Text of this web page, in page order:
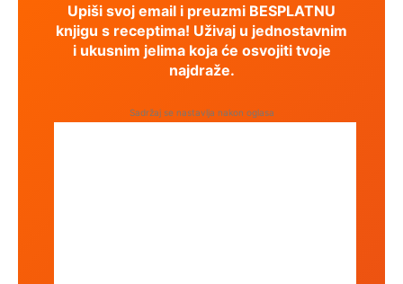
Upiši svoj email i preuzmi BESPLATNU
knjigu s receptima! Uživaj u jednostavnim
i ukusnim jelima koja će osvojiti tvoje
najdraže.
Sadržaj se nastavlja nakon oglasa